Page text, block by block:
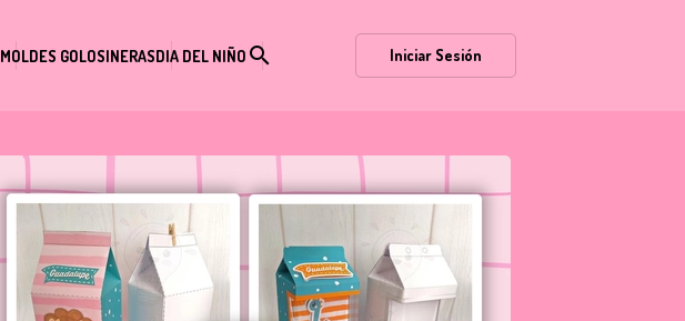
MOLDES GOLOSINERASDIA DEL NIÑO search Iniciar Sesión